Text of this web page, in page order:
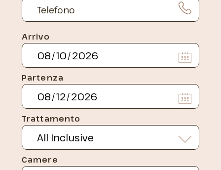
Arrivo
Partenza
Trattamento
Camere